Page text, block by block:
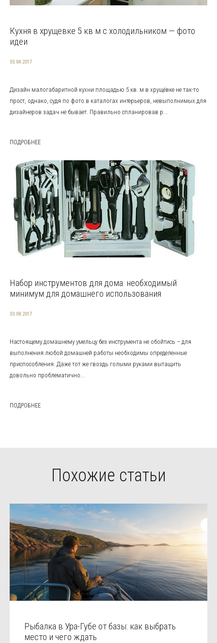
Кухня в хрущевке 5 кв м с холодильником — фото
идеи
03.04.2017
Дизайн малогабаритной кухни площадью 5 кв. м в хрущёвке не так-то
прост, однако, судя по фото в каталогах интерьеров, невыполнимых для
дизайнеров задач не бывает. Правильно спланировав р...
ПОДРОБНЕЕ
Набор инструментов для дома: необходимый
минимум для домашнего использования
03.08.2017
Настоящему домашнему умельцу без инструмента не обойтись – для
выполнения любой домашней работы необходимы определенные
приспособления. Даже тот же гвоздь голыми руками вытащить
довольно проблематично...
ПОДРОБНЕЕ
Похожие статьи
Рыбалка в Ура-Губе от базы: как выбрать
место и чего ждать